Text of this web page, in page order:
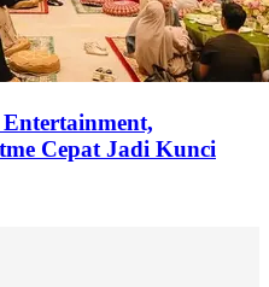
Cepat Jadi Kunci